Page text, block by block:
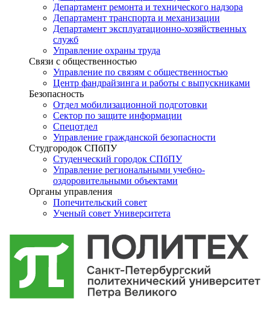
Департамент ремонта и технического надзора
Департамент транспорта и механизации
Департамент эксплуатационно-хозяйственных
служб
Управление охраны труда
Связи с общественностью
Управление по связям с общественностью
Центр фандрайзинга и работы с выпускниками
Безопасность
Отдел мобилизационной подготовки
Сектор по защите информации
Спецотдел
Управление гражданской безопасности
Студгородок СПбПУ
Студенческий городок СПбПУ
Управление региональными учебно-
оздоровительными объектами
Органы управления
Попечительский совет
Ученый совет Университета